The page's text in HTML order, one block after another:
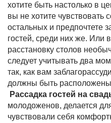
хотите быть настолько в
вы не хотите чувствовать
остальных и предпочтете
гостей, среди них же.
расстановку столов
следует учитывать два
так, как вам
должны быть расположены
Рассадка гостей на
молодоженов, делается
чувствовали себя